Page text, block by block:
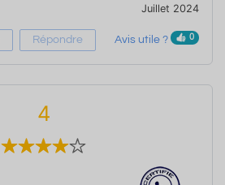
Juillet 2024
Répondre Avis utile ? 0
4